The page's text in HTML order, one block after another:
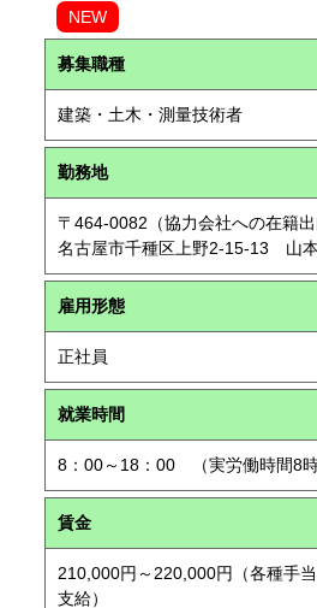
NEW
募集職種
建築・土木・測量技術者
勤務地
〒464-0082（協力会社への在籍出
名古屋市千種区上野2-15-13 山
雇用形態
正社員
就業時間
8：00～18：00 （実労働時間8時
賃金
210,000円～220,000円（各種手
支給）